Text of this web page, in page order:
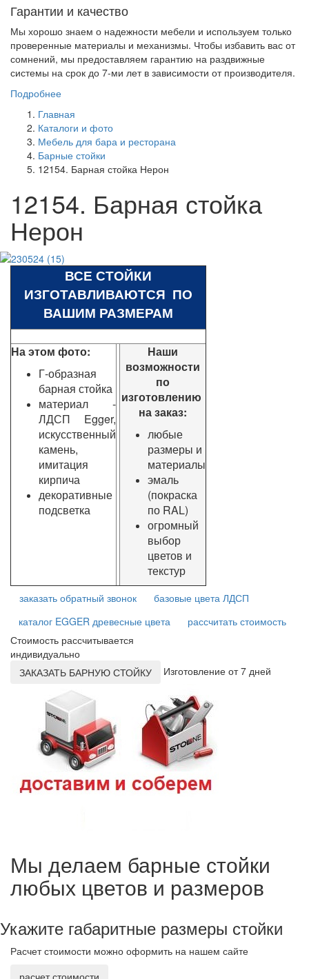
Гарантии и качество
Мы хорошо знаем о надежности мебели и используем только
проверенные материалы и механизмы. Чтобы избавить вас от
сомнений, мы предоставляем гарантию на раздвижные
системы на срок до 7-ми лет в зависимости от производителя.
Подробнее
Главная
Каталоги и фото
Мебель для бара и ресторана
Барные стойки
12154. Барная стойка Нерон
12154. Барная стойка
Нерон
ВСЕ СТОЙКИ
ИЗГОТАВЛИВАЮТСЯ ПО
ВАШИМ РАЗМЕРАМ
На этом фото:
Г-образная
барная стойка
материал -
ЛДСП Egger,
искусственный
камень,
имитация
кирпича
декоративные
подсветка
Наши
возможности
по
изготовлению
на заказ:
любые
размеры и
материалы
эмаль
(покраска
по RAL)
огромный
выбор
цветов и
текстур
заказать обратный звонок
базовые цвета ЛДСП
каталог EGGER древесные цвета
рассчитать стоимость
Стоимость рассчитывается
индивидуально
ЗАКАЗАТЬ БАРНУЮ СТОЙКУ
Изготовление от 7 дней
Мы делаем барные стойки
любых цветов и размеров
Укажите габаритные размеры стойки
Расчет стоимости можно оформить на нашем сайте
расчет стоимости